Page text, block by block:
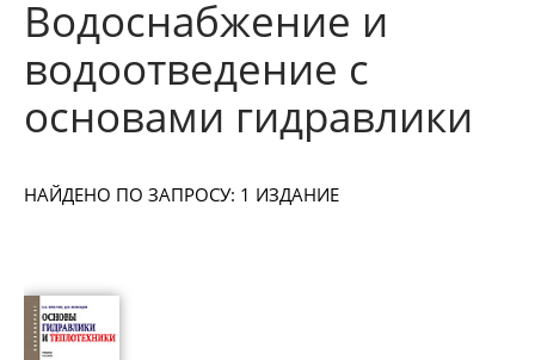
Водоснабжение и
водоотведение с
основами гидравлики
НАЙДЕНО ПО ЗАПРОСУ: 1 ИЗДАНИЕ